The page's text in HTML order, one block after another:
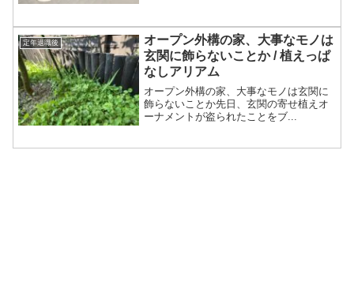
定年退職後
オープン外構の家、大事なモノは
玄関に飾らないことか / 植えっぱ
なしアリアム
オープン外構の家、大事なモノは玄関に
飾らないことか先日、玄関の寄せ植えオ
ーナメントが盗られたことをブ...